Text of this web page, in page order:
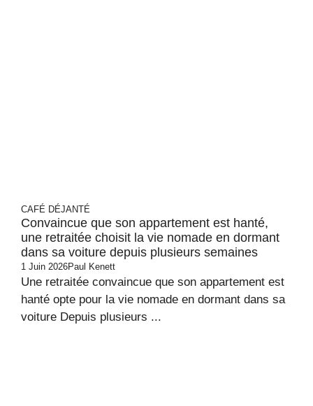
CAFÉ DÉJANTÉ
Convaincue que son appartement est hanté,
une retraitée choisit la vie nomade en dormant
dans sa voiture depuis plusieurs semaines
1 Juin 2026Paul Kenett
Une retraitée convaincue que son appartement est
hanté opte pour la vie nomade en dormant dans sa
voiture Depuis plusieurs ...